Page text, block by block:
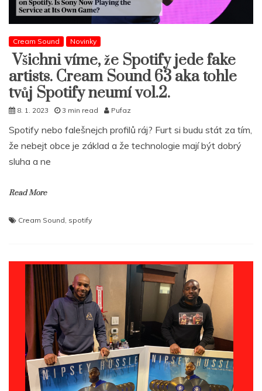
Cream Sound Novinky
Všichni víme, že Spotify jede fake
artists. Cream Sound 63 aka tohle
tvůj Spotify neumí vol.2.
8. 1. 2023 3 min read Pufaz
Spotify nebo falešnejch profilů ráj? Furt si budu stát za tím,
že nebejt obce je základ a že technologie mají být dobrý
sluha a ne
Read More
Cream Sound spotify